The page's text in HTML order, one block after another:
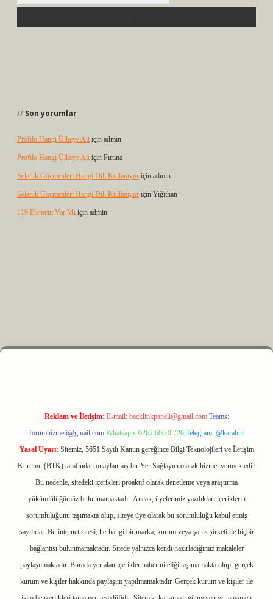
Son yorumlar
Profilo Hangi Ülkeye Ait için admin
Profilo Hangi Ülkeye Ait için Fırtına
Selanik Göçmenleri Hangi Dili Kullanıyor için admin
Selanik Göçmenleri Hangi Dili Kullanıyor için Yiğithan
119 Element Var Mı için admin
Reklam ve İletişim: E-mail: backlinkpaneli@gmail.com Teams:
forumhizmeti@gmail.com Whatsapp: 0262 606 0 726 Telegram: @karabul
Yasal Uyarı: Sitemiz, 5651 Sayılı Kanun gereğince Bilgi Teknolojileri ve İletişim
Kurumu (BTK) tarafından onaylanmış bir Yer Sağlayıcı olarak hizmet vermektedir.
Bu nedenle, sitedeki içerikleri proaktif olarak denetleme veya araştırma
yükümlülüğümüz bulunmamaktadır. Ancak, üyelerimiz yazdıkları içeriklerin
sorumluluğunu taşımakta olup, siteye üye olarak bu sorumluluğu kabul etmiş
sayılırlar. Bu internet sitesi, herhangi bir marka, kurum veya şahıs şirketi ile hiçbir
bağlantısı bulunmamaktadır. Sitede yalnızca kendi hazırladığımız makaleler
paylaşılmaktadır. Burada yer alan içerikler haber niteliği taşımamakta olup, gerçek
kurum ve kişiler hakkında paylaşım yapılmamaktadır. Gerçek kurum ve kişiler ile